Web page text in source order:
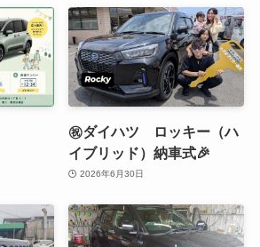
㊗️ダイハツ ロッキー（ハ
イブリッド）納車式🎉
2026年6月30日